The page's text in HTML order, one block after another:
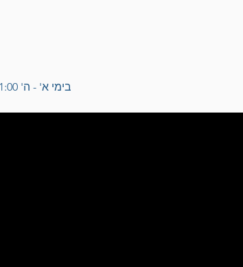
בימי א' - ה' 08:30-21:00 , יום ו' 08:30-13:00